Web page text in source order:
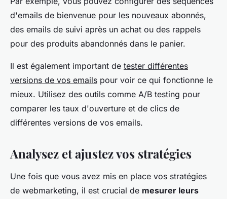
d'emails de bienvenue pour les nouveaux abonnés,
des emails de suivi après un achat ou des rappels
pour des produits abandonnés dans le panier.
Il est également important de tester différentes
versions de vos emails pour voir ce qui fonctionne le
mieux. Utilisez des outils comme A/B testing pour
comparer les taux d'ouverture et de clics de
différentes versions de vos emails.
Analysez et ajustez vos stratégies
Une fois que vous avez mis en place vos stratégies
de webmarketing, il est crucial de mesurer leurs